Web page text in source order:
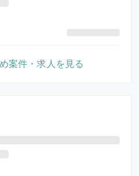
案件・求人を見る